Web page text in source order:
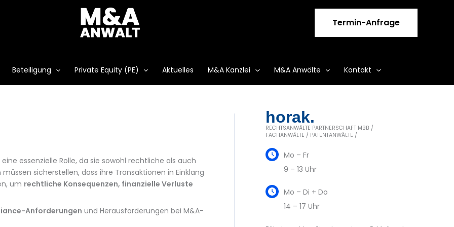
Termin-Anfrage
Beteiligung Private Equity (PE) Aktuelles M&A Kanzlei M&A Anwälte Kontakt
eine essenzielle Rolle, da sie sowohl rechtliche als auch
sicherstellen, dass ihre Transaktionen in Einklang
um rechtliche Konsequenzen, finanzielle Verluste
Anforderungen und Herausforderungen bei M&A-
horak.
RECHTSANWÄLTE PARTNERSCHAFT MBB /
FACHANWÄLTE / PATENTANWÄLTE /
Mo – Fr
9 – 13 Uhr
Mo – Di + Do
14 – 17 Uhr